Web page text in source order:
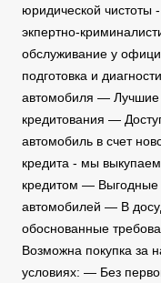
юридической
экпертно-
обслуживание у
подготовка и
автомобиля — Лучшие
кредитования —
автомобиль в счет
кредита - мы
кредитом — Выгодные
автомобилей — В
обоснованные
Возможна покупка за
условиях: — Без